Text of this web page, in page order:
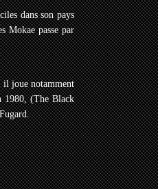
dans son pays
Mokae passe par
il joue notamment
1980, (The Black